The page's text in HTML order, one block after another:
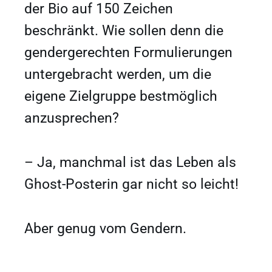
der Bio auf 150 Zeichen
beschränkt. Wie sollen denn die
gendergerechten Formulierungen
untergebracht werden, um die
eigene Zielgruppe bestmöglich
anzusprechen?
– Ja, manchmal ist das Leben als
Ghost-Posterin gar nicht so leicht!
Aber genug vom Gendern.